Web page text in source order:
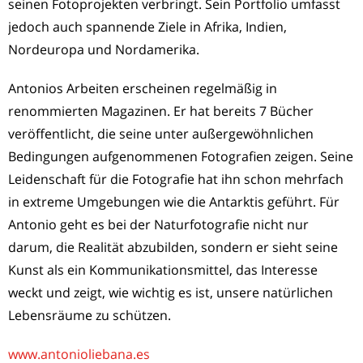
seinen Fotoprojekten verbringt. Sein Portfolio umfasst
jedoch auch spannende Ziele in Afrika, Indien,
Nordeuropa und Nordamerika.
Antonios Arbeiten erscheinen regelmäßig in
renommierten Magazinen. Er hat bereits 7 Bücher
veröffentlicht, die seine unter außergewöhnlichen
Bedingungen aufgenommenen Fotografien zeigen. Seine
Leidenschaft für die Fotografie hat ihn schon mehrfach
in extreme Umgebungen wie die Antarktis geführt. Für
Antonio geht es bei der Naturfotografie nicht nur
darum, die Realität abzubilden, sondern er sieht seine
Kunst als ein Kommunikationsmittel, das Interesse
weckt und zeigt, wie wichtig es ist, unsere natürlichen
Lebensräume zu schützen.
www.antonioliebana.es